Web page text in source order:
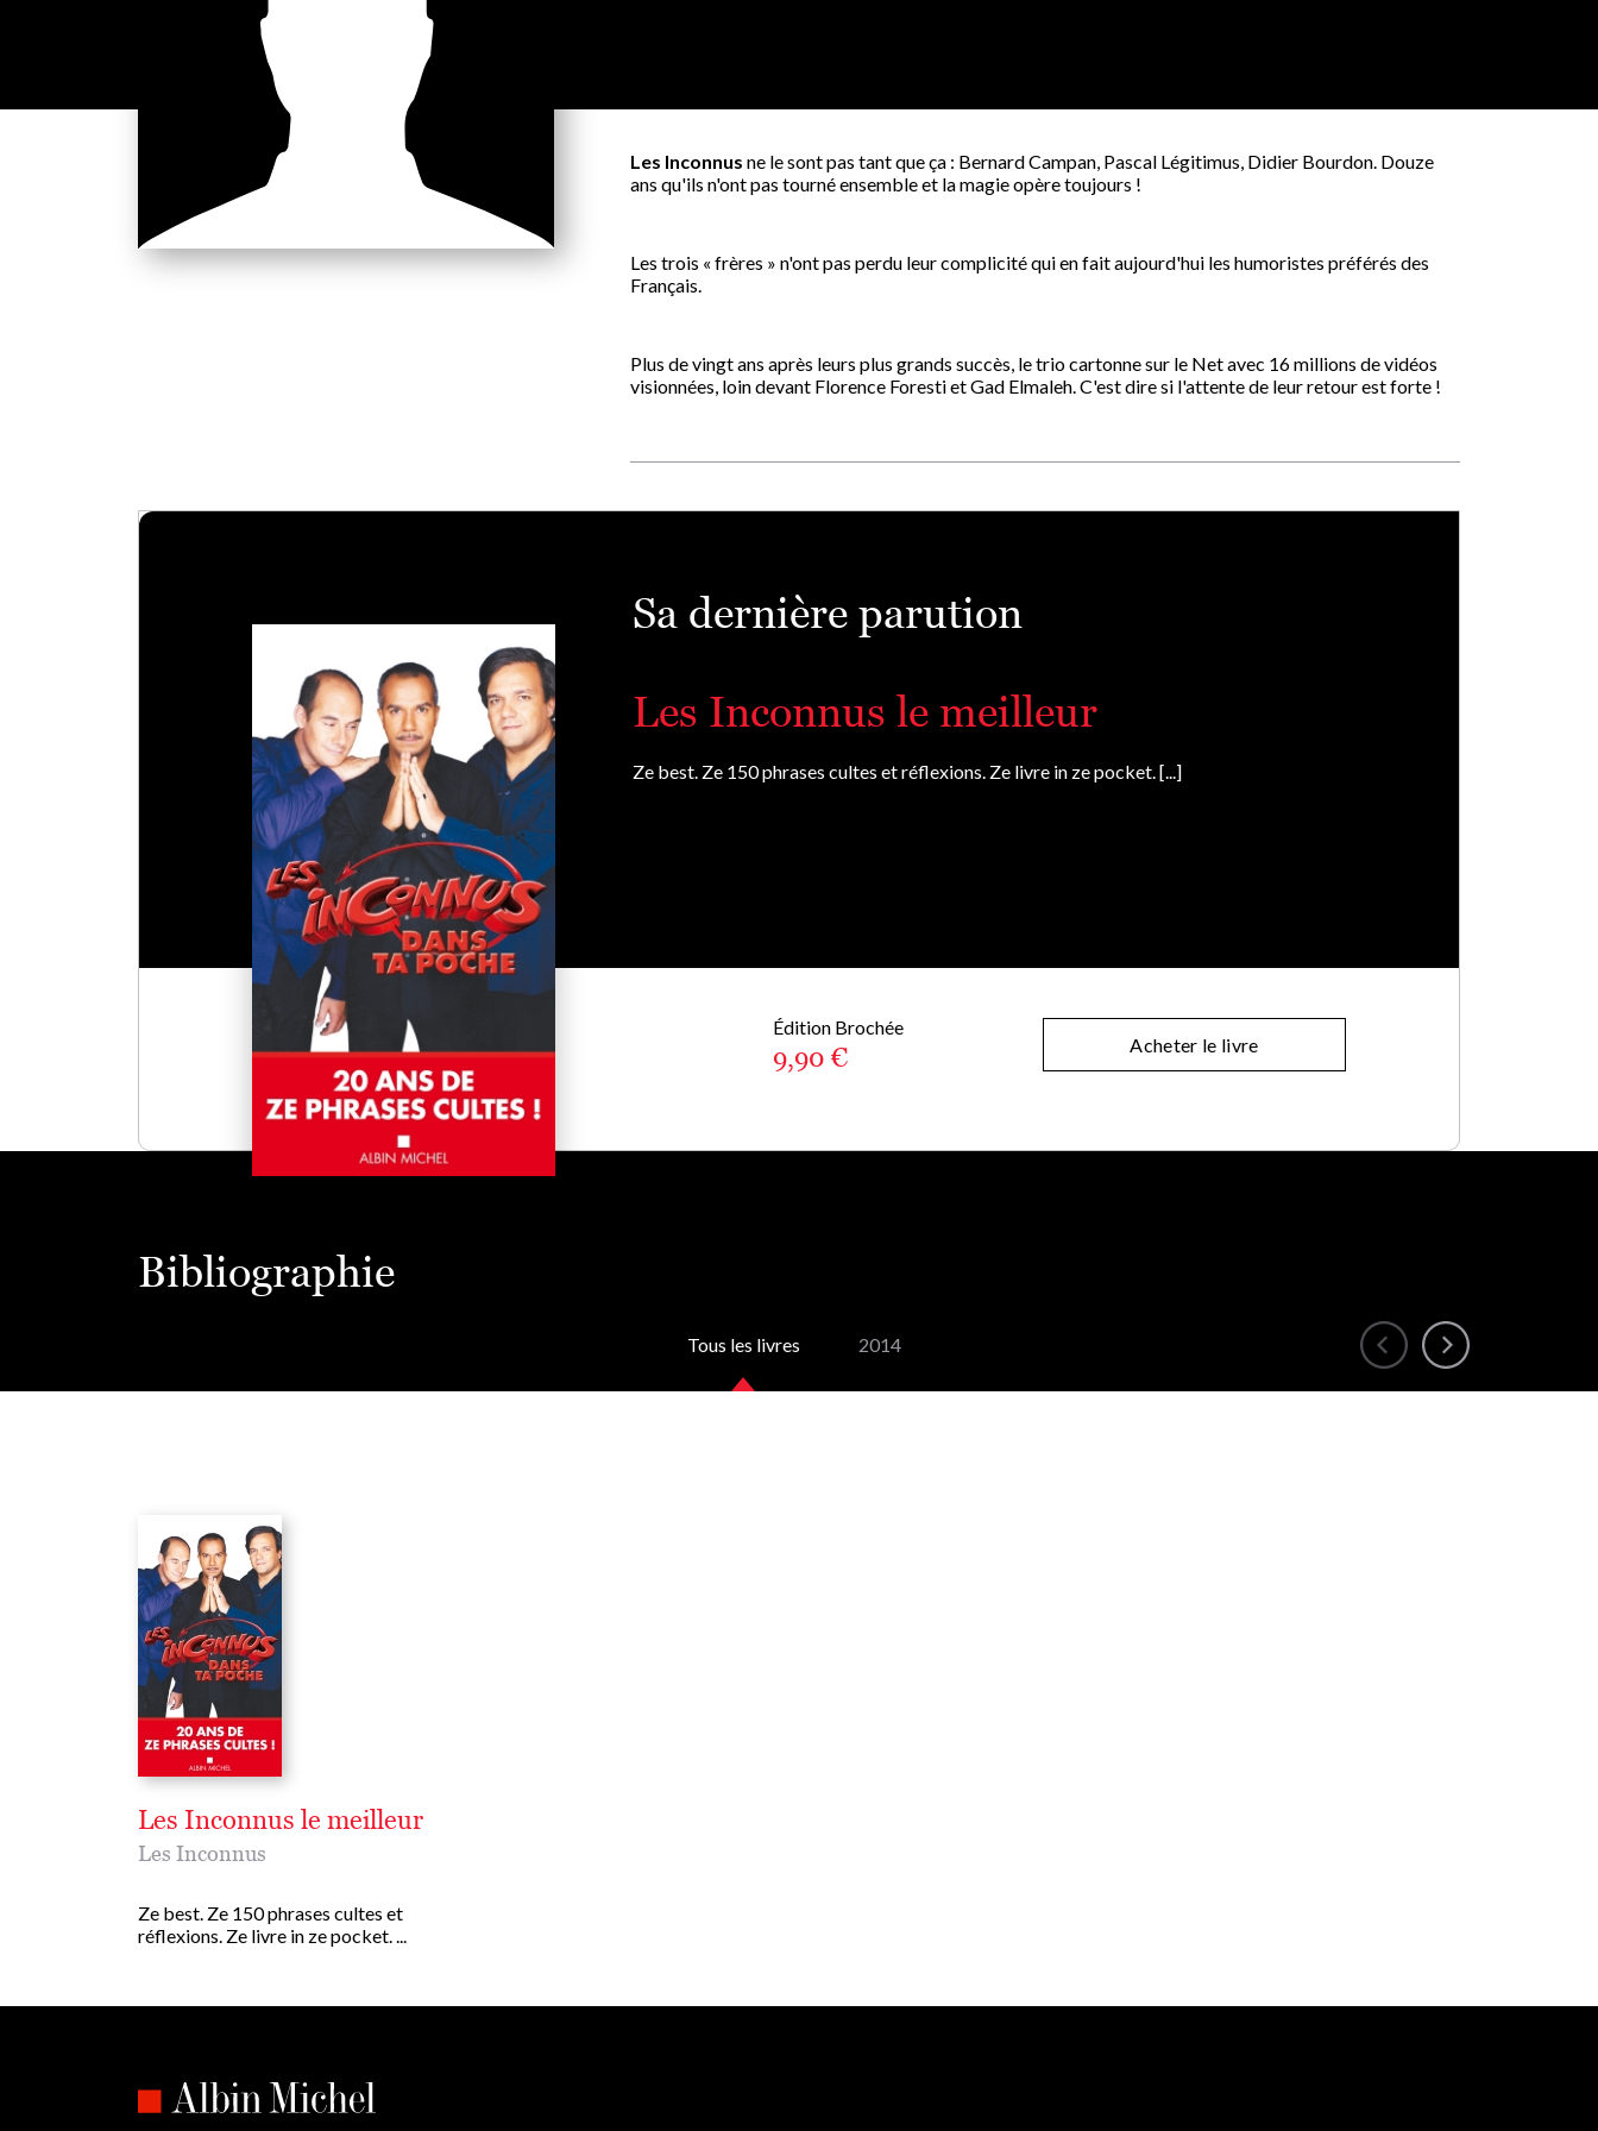
Les Inconnus ne le sont pas tant que ça : Bernard Campan, Pascal Légitimus, Didier Bourdon. Douze
ans qu'ils n'ont pas tourné ensemble et la magie opère toujours !
Les trois « frères » n'ont pas perdu leur complicité qui en fait aujourd'hui les humoristes préférés des
Français.
Plus de vingt ans après leurs plus grands succès, le trio cartonne sur le Net avec 16 millions de vidéos
visionnées, loin devant Florence Foresti et Gad Elmaleh. C'est dire si l'attente de leur retour est forte !
Sa dernière parution
Les Inconnus le meilleur
Ze best. Ze 150 phrases cultes et réflexions. Ze livre in ze pocket. [...]
Édition Brochée
9,90 € Acheter le livre
Bibliographie
Tous les livres 2014
Les Inconnus le meilleur
Les Inconnus
Ze best. Ze 150 phrases cultes et
réflexions. Ze livre in ze pocket. ...